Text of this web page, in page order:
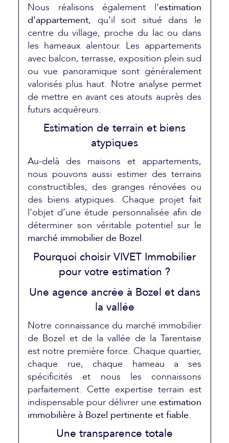
Nous réalisons également l’estimation
d’appartement, qu’il soit situé dans le
centre du village, proche du lac ou dans
les hameaux alentour. Les appartements
avec balcon, terrasse, exposition plein sud
ou vue panoramique sont généralement
valorisés plus haut. Notre analyse permet
de mettre en avant ces atouts auprès des
futurs acquéreurs.
Estimation de terrain et biens
atypiques
Au-delà des maisons et appartements,
nous pouvons aussi estimer des terrains
constructibles, des granges rénovées ou
des biens atypiques. Chaque projet fait
l’objet d’une étude personnalisée afin de
déterminer son véritable potentiel sur le
marché immobilier de Bozel.
Pourquoi choisir VIVET Immobilier
pour votre estimation ?
Une agence ancrée à Bozel et dans
la vallée
Notre connaissance du marché immobilier
de Bozel et de la vallée de la Tarentaise
est notre première force. Chaque quartier,
chaque rue, chaque hameau a ses
spécificités et nous les connaissons
parfaitement. Cette expertise terrain est
indispensable pour délivrer une estimation
immobilière à Bozel pertinente et fiable.
Une transparence totale